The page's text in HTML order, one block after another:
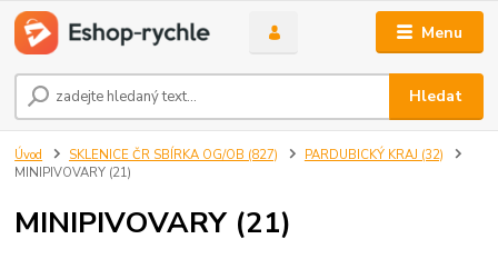
Menu
Hledat
Úvod SKLENICE ČR SBÍRKA OG/OB (827)
PARDUBICKÝ KRAJ (32)
MINIPIVOVARY (21)
MINIPIVOVARY (21)